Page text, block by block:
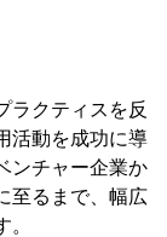
ラクティスを反
活動を成功に導
ンチャー企業か
至るまで、幅広